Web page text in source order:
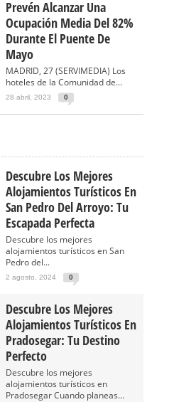
Prevén Alcanzar Una
Ocupación Media Del 82%
Durante El Puente De
Mayo
MADRID, 27 (SERVIMEDIA) Los
hoteles de la Comunidad de...
28 abril, 2023 0
Descubre Los Mejores
Alojamientos Turísticos En
San Pedro Del Arroyo: Tu
Escapada Perfecta
Descubre los mejores
alojamientos turísticos en San
Pedro del...
2 agosto, 2024 0
Descubre Los Mejores
Alojamientos Turísticos En
Pradosegar: Tu Destino
Perfecto
Descubre los mejores
alojamientos turísticos en
Pradosegar Cuando planeas...